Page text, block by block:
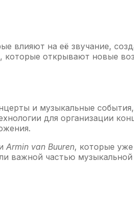
влияют на её звучание,
открывают новые
и музыкальные
для организации
Armin van Buuren, которые
важной частью